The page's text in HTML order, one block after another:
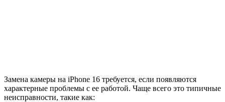
Замена камеры на iPhone 16 требуется, если появляются
характерные проблемы с ее работой. Чаще всего это типичные
неисправности, такие как: